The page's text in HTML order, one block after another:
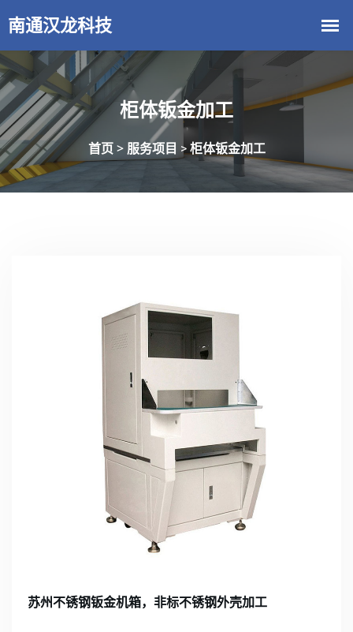
柜体钣金加工
首页 > 服务项目 > 柜体钣金加工
苏州不锈钢钣金机箱，非标不锈钢外壳加工